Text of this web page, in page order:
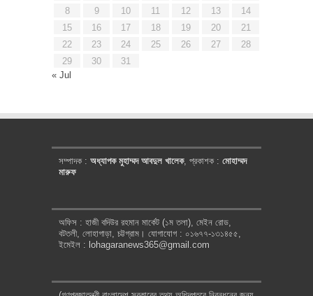
8
9 10 11 12 13
14
15
16 17 18 19 20
21
22
23 24 25 26 27
28
29
30
31
« Jul
সম্পাদক : অধ্যাপক মুহাম্মদ আবদুল খালেক, প্রকাশক : মোহাম্মদ
মারুফ
অফিস : হাজী বদিউর রহমান মার্কেট (১ম তলা), মেইন রোড,
বটতলী, লোহাগাড়া, চট্টগ্রাম। যোগাযোগ : ০১৬৭৭-১৩১৪৫৫,
ইমেইল : lohagaranews365@gmail.com